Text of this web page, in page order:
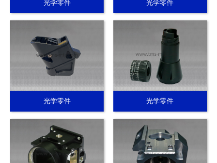
光学零件 光学零件
光学零件 光学零件